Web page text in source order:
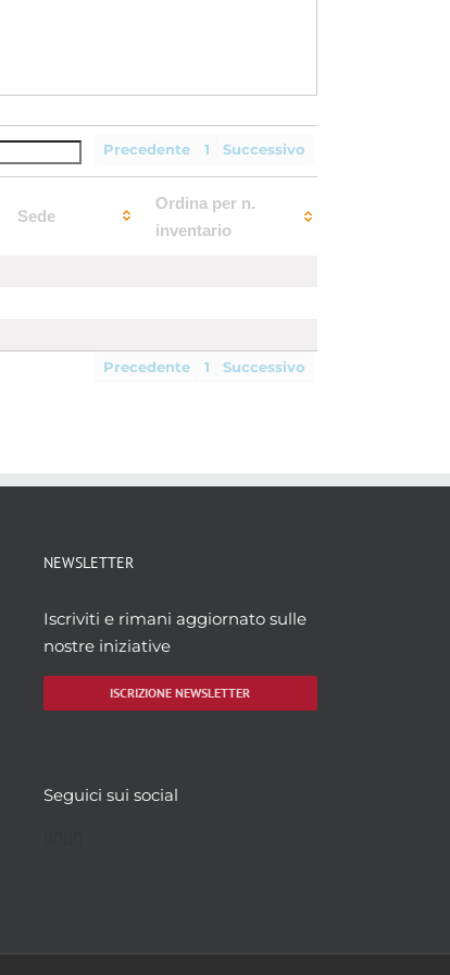
Precedente 1 Successivo
Sede
Ordina per n.
inventario
Precedente 1 Successivo
NEWSLETTER
Iscriviti e rimani aggiornato sulle
nostre iniziative
ISCRIZIONE NEWSLETTER
Seguici sui social